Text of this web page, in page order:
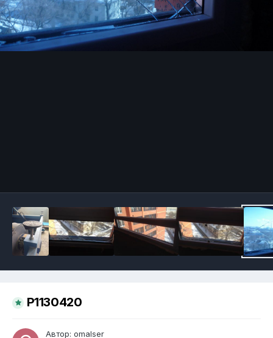
P1130420
Автор: omalser